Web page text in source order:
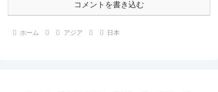
コメントを書き込む
ホーム アジア 日本